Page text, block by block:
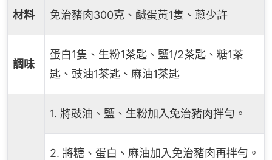
材料 免治豬肉300克、鹹蛋黃1隻、蔥少許
調味
蛋白1隻、生粉1茶匙、鹽1/2茶匙、糖1茶
匙、豉油1茶匙、麻油1茶匙
1. 將豉油、鹽、生粉加入免治豬肉拌勻。
2. 將糖、蛋白、麻油加入免治豬肉再拌勻。